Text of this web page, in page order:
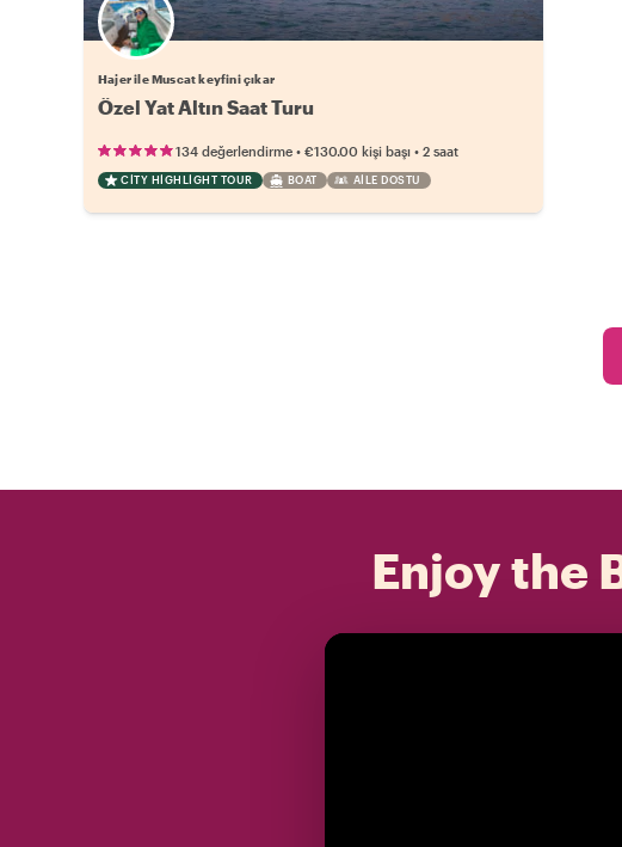
Hajer ile Muscat keyfini çıkar
Özel Yat Altın Saat Turu
134 değerlendirme • €130.00 kişi başı • 2 saat
CITY HIGHLIGHT TOUR BOAT AILE DOSTU
Enjoy the